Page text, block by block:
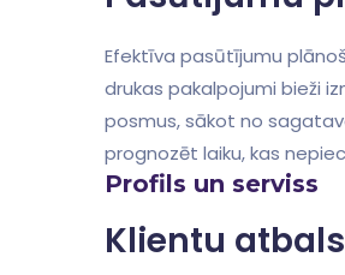
Efektīva pasūtījumu⁢
drukas pakalpojumi bieži
posmus, sākot no
prognozēt laiku, kas
Profils un serviss
Klientu